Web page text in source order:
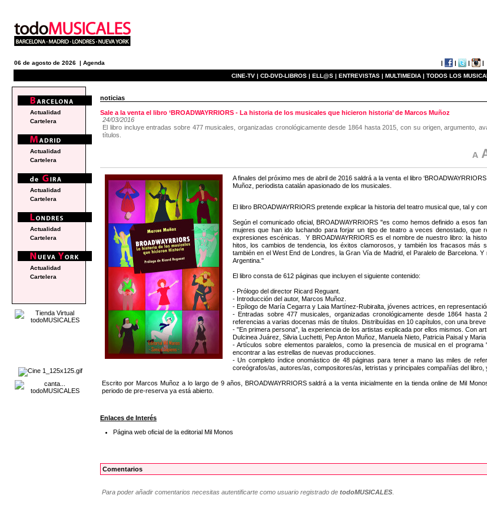
06 de agosto de 2026 | Agenda | | | |
CINE-TV | CD-DVD-LIBROS | ELL@S | ENTREVISTAS | MULTIMEDIA | TODOS LOS
noticias
Sale a la venta el libro ‘BROADWAYRRIORS - La historia de los musicales que hicieron historia’ de Marcos Muñoz
24/03/2016
El libro incluye entradas sobre 477 musicales, organizadas cronológicamente desde 1864 hasta 2015, con su origen, argumento,
títulos.
A finales del próximo mes de abril de 2016 saldrá a la venta el libro
Muñoz, periodista catalán apasionado de los musicales.
El libro BROADWAYRRIORS pretende explicar la historia del teatro musical que, tal y
Según el comunicado oficial, BROADWAYRRIORS "es como hemos definido a esos
mujeres que han ido luchando para forjar un tipo de teatro a veces denostado,
expresiones escénicas. Y BROADWAYRRIORS es el nombre de nuestro libro: la
hitos, los cambios de tendencia, los éxitos clamorosos, y también los fracasos más
también en el West End de Londres, la Gran Vía de Madrid, el Paralelo de Barcelona.
Argentina."
El libro consta de 612 páginas que incluyen el siguiente contenido:
- Prólogo del director Ricard Reguant.
- Introducción del autor, Marcos Muñoz.
- Epílogo de María Cegarra y Laia Martínez-Rubiralta, jóvenes actrices, en
- Entradas sobre 477 musicales, organizadas cronológicamente desde 1864
referencias a varias docenas más de títulos. Distribuídas en 10 capítulos, con una
- "En primera persona", la experiencia de los artistas explicada por ellos mismos. Con
Dulcinea Juárez, Silvia Luchetti, Pep Anton Muñoz, Manuela Nieto, Patricia Paisal y Maria
- Artículos sobre elementos paralelos, como la presencia de musical en el
encontrar a las estrellas de nuevas producciones.
- Un completo índice onomástico de 48 páginas para tener a mano las miles de
coreógrafos/as, autores/as, compositores/as, letristas y principales compañías del libro,
Escrito por Marcos Muñoz a lo largo de 9 años, BROADWAYRRIORS saldrá a la venta inicialmente en la tienda online de Mil
periodo de pre-reserva ya está abierto.
Enlaces de Interés
Página web oficial de la editorial Mil Monos
Comentarios
Para poder añadir comentarios necesitas autentificarte como usuario registrado detodoMUSICALES.
Actualidad
Cartelera
Actualidad
Cartelera
Actualidad
Cartelera
Actualidad
Cartelera
Actualidad
Cartelera